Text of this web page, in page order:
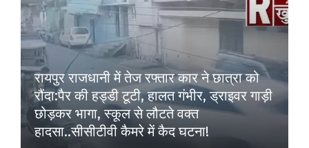
रायपुर राजधानी में तेज रफ्तार कार ने छात्रा को
रौंदा:पैर की हड्डी टूटी, हालत गंभीर, ड्राइवर गाड़ी
छोड़कर भागा, स्कूल से लौटते वक्त
हादसा..सीसीटीवी कैमरे में कैद घटना!